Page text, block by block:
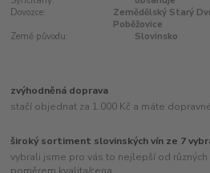
Dovozce:
Zemědělský Starý
Poběžovice
Země původu:
Slovinsko
zvýhodněná doprava
stačí objednat za 1.000 Kč a máte
široký sortiment slovinských vín ze 7
vybrali jsme pro vás to nejlepší od
poměrem kvalita/cena